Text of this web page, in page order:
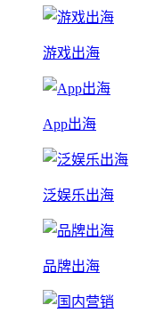
游戏出海
App出海
泛娱乐出海
品牌出海